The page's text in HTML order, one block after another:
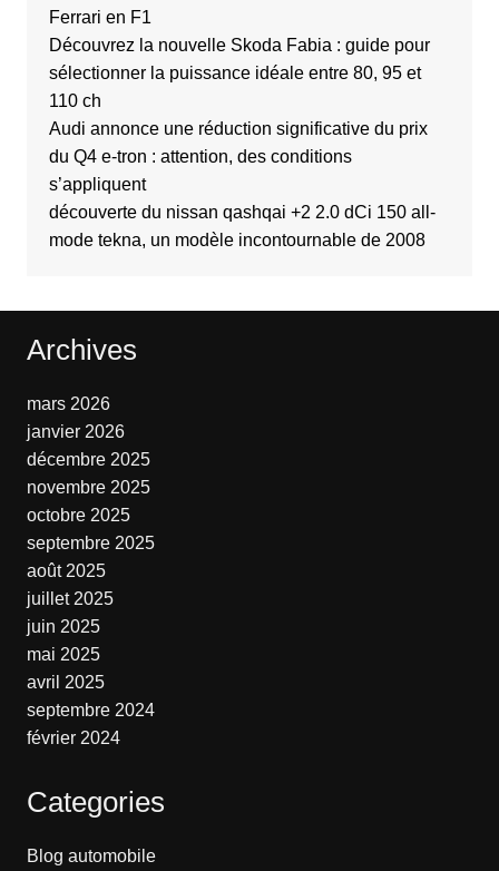
Ferrari en F1
Découvrez la nouvelle Skoda Fabia : guide pour
sélectionner la puissance idéale entre 80, 95 et
110 ch
Audi annonce une réduction significative du prix
du Q4 e-tron : attention, des conditions
s’appliquent
découverte du nissan qashqai +2 2.0 dCi 150 all-
mode tekna, un modèle incontournable de 2008
Archives
mars 2026
janvier 2026
décembre 2025
novembre 2025
octobre 2025
septembre 2025
août 2025
juillet 2025
juin 2025
mai 2025
avril 2025
septembre 2024
février 2024
Categories
Blog automobile